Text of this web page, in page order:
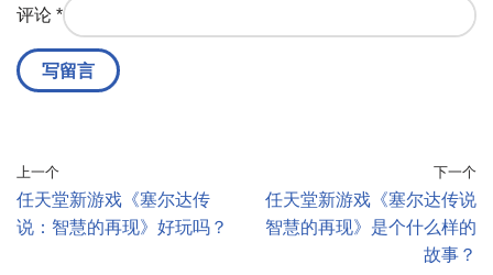
评论 *
上一个
任天堂新游戏《塞尔达传
说：智慧的再现》好玩吗？
下一个
任天堂新游戏《塞尔达传说
智慧的再现》是个什么样的
故事？